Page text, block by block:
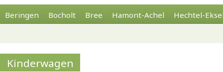
Beringen Bocholt Bree Hamont-Achel Hechtel-
Kinderwagen